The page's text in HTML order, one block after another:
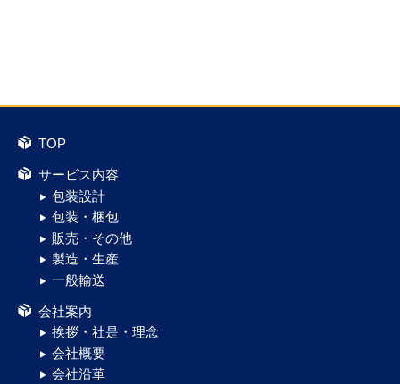
AXCR2025特設サイト（三菱）
https://www.mitsubishi-
motors.com/jp/brand/ralliart/axcr/axcr2025/
TOP
サービス内容
包装設計
包装・梱包
販売・その他
製造・生産
一般輸送
会社案内
挨拶・社是・理念
会社概要
会社沿革